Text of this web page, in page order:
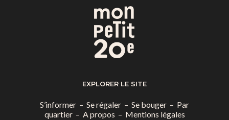
EXPLORER LE SITE
S’informer – Se régaler – Se bouger – Par
quartier– A propos – Mentions légales